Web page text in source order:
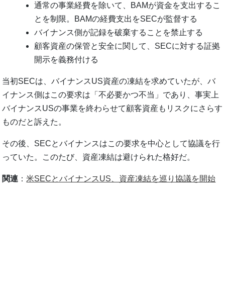
通常の事業経費を除いて、BAMが資金を支出するこ
とを制限。BAMの経費支出をSECが監督する
バイナンス側が記録を破棄することを禁止する
顧客資産の保管と安全に関して、SECに対する証拠
開示を義務付ける
当初SECは、バイナンスUS資産の凍結を求めていたが、バ
イナンス側はこの要求は「不必要かつ不当」であり、事実上
バイナンスUSの事業を終わらせて顧客資産もリスクにさらす
ものだと訴えた。
その後、SECとバイナンスはこの要求を中心として協議を行
っていた。このたび、資産凍結は避けられた格好だ。
関連 ：米SECとバイナンスUS、資産凍結を巡り協議を開始